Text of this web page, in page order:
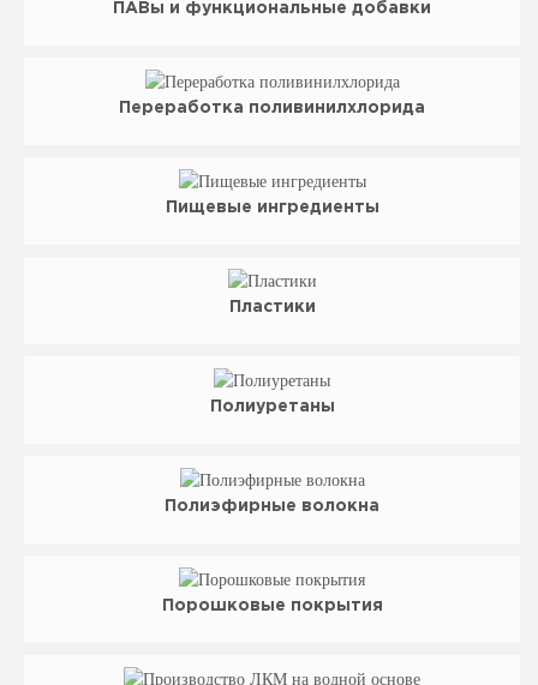
ПАВы и функциональные добавки
Переработка поливинилхлорида
Пищевые ингредиенты
Пластики
Полиуретаны
Полиэфирные волокна
Порошковые покрытия